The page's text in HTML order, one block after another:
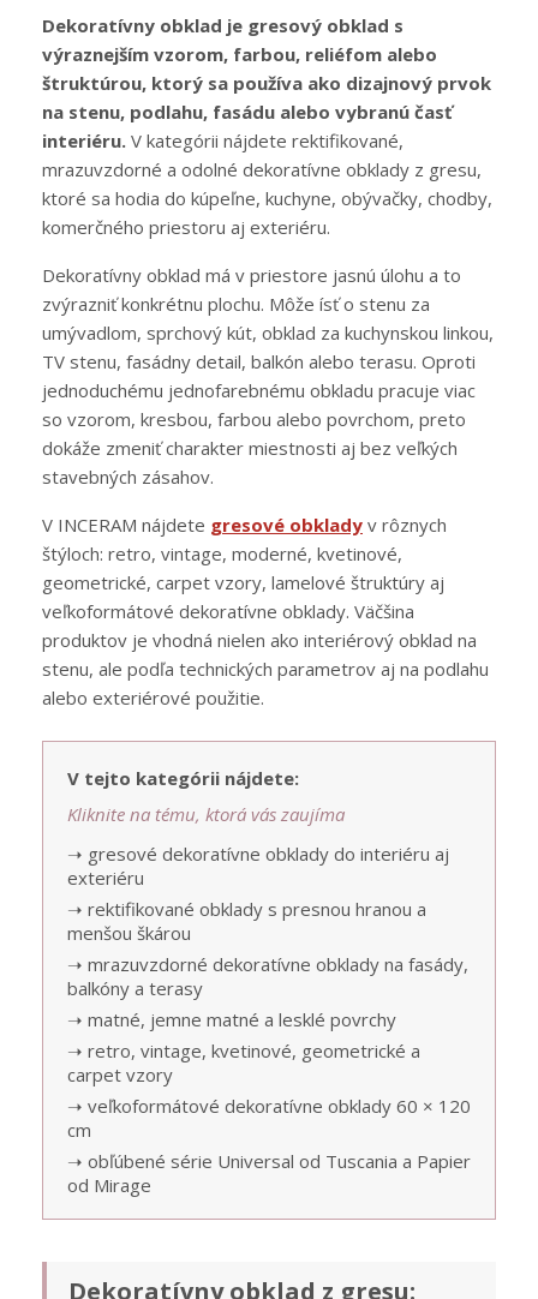
Dekoratívny obklad je gresový obklad s
výraznejším vzorom, farbou, reliéfom alebo
štruktúrou, ktorý sa používa ako dizajnový prvok
na stenu, podlahu, fasádu alebo vybranú časť
interiéru. V kategórii nájdete rektifikované,
mrazuvzdorné a odolné dekoratívne obklady z gresu,
ktoré sa hodia do kúpeľne, kuchyne, obývačky, chodby,
komerčného priestoru aj exteriéru.
Dekoratívny obklad má v priestore jasnú úlohu a to
zvýrazniť konkrétnu plochu. Môže ísť o stenu za
umývadlom, sprchový kút, obklad za kuchynskou linkou,
TV stenu, fasádny detail, balkón alebo terasu. Oproti
jednoduchému jednofarebnému obkladu pracuje viac
so vzorom, kresbou, farbou alebo povrchom, preto
dokáže zmeniť charakter miestnosti aj bez veľkých
stavebných zásahov.
V INCERAM nájdete gresové obklady v rôznych
štýloch: retro, vintage, moderné, kvetinové,
geometrické, carpet vzory, lamelové štruktúry aj
veľkoformátové dekoratívne obklady. Väčšina
produktov je vhodná nielen ako interiérový obklad na
stenu, ale podľa technických parametrov aj na podlahu
alebo exteriérové použitie.
V tejto kategórii nájdete:
Kliknite na tému, ktorá vás zaujíma
➝ gresové dekoratívne obklady do interiéru aj
exteriéru
➝ rektifikované obklady s presnou hranou a
menšou škárou
➝ mrazuvzdorné dekoratívne obklady na fasády,
balkóny a terasy
➝ matné, jemne matné a lesklé povrchy
➝ retro, vintage, kvetinové, geometrické a
carpet vzory
➝ veľkoformátové dekoratívne obklady 60 × 120
cm
➝ obľúbené série Universal od Tuscania a Papier
od Mirage
Dekoratívny obklad z gresu: